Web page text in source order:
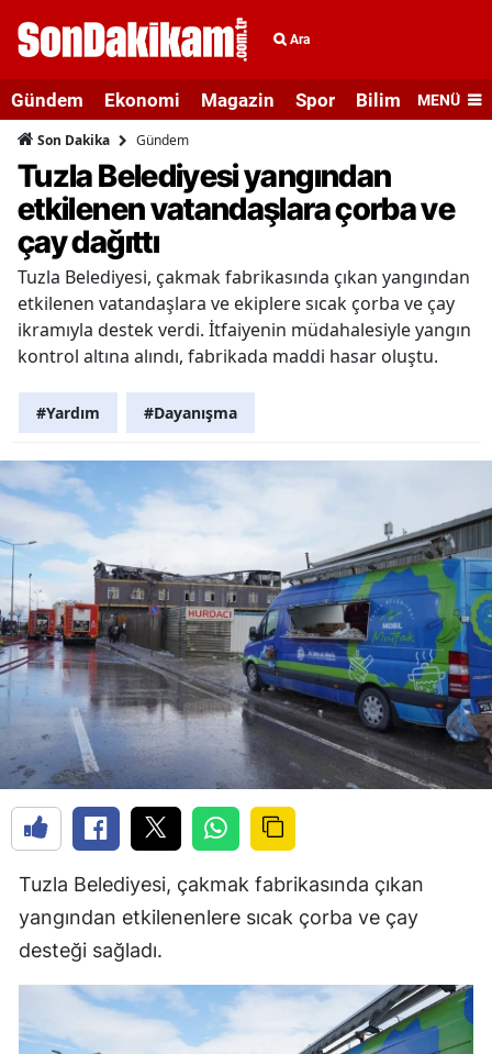
Ara
Gündem Ekonomi Magazin Spor Bilim veMENÜ
Son Dakika Gündem
Tuzla Belediyesi yangından
etkilenen vatandaşlara çorba ve
çay dağıttı
Tuzla Belediyesi, çakmak fabrikasında çıkan yangından
etkilenen vatandaşlara ve ekiplere sıcak çorba ve çay
ikramıyla destek verdi. İtfaiyenin müdahalesiyle yangın
kontrol altına alındı, fabrikada maddi hasar oluştu.
#Yardım #Dayanışma
Tuzla Belediyesi, çakmak fabrikasında çıkan
yangından etkilenenlere sıcak çorba ve çay
desteği sağladı.